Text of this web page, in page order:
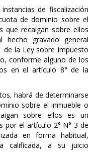
de fiscalización
de dominio sobre el
que recaigan sobre ellos
hecho gravado general
de la Ley sobre Impuesto
conforme alguno de los
en el artículo 8° de la
habrá de determinarse
sobre el inmueble o
sobre ellos es un
por el artículo 2° N° 3 de
en forma habitual,
calificada, a su juicio